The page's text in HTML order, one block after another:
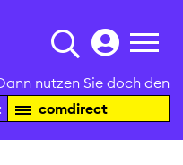
nutzen Sie doch den
comdirect